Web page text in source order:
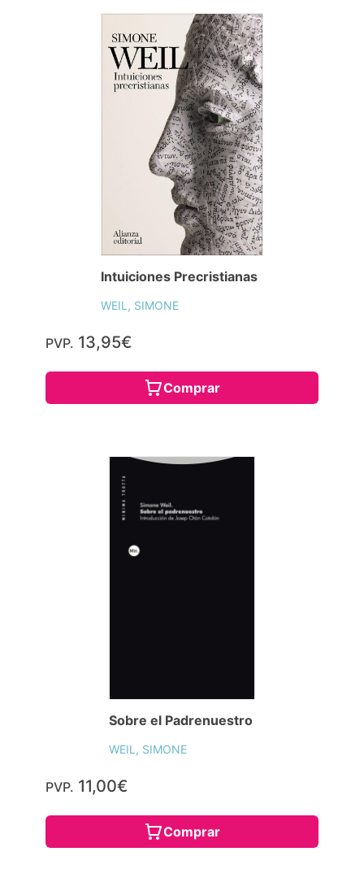
Intuiciones Precristianas
WEIL, SIMONE
PVP. 13,95€
Comprar
Sobre el Padrenuestro
WEIL, SIMONE
PVP. 11,00€
Comprar